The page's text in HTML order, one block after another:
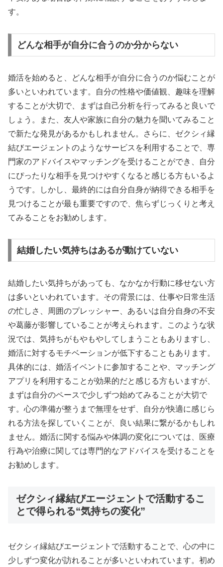
す。
どんな相手が自分に合うのか分からない
婚活を始めると、どんな相手が自分に合うのか悩むことが
多いといわれています。自分の性格や価値観、趣味を理解
することが大切で、まずは自己分析を行ってみると良いで
しょう。また、友人や家族に自分の魅力を聞いてみること
で新たな発見があるかもしれません。さらに、ゼクシィ縁
結びエージェントのようなサービスを利用することで、専
門家のアドバイスやマッチングを受けることができ、自分
にぴったりな相手を見つけやすくなると感じる方もいるよ
うです。しかし、最終的には自分自身が納得できる相手を
見つけることが最も重要ですので、焦らずじっくりと考え
てみることをお勧めします。
結婚したい気持ちはあるが動けていない
結婚したい気持ちがあっても、なかなか行動に移せない方
は多いといわれています。その背景には、仕事や日常生活
の忙しさ、周囲のプレッシャー、あるいは自分自身の不安
や葛藤が影響していることが考えられます。このような状
況では、気持ちがもやもやしてしまうこともありますし、
婚活に対するモチベーションが低下することもあります。
具体的には、婚活イベントに参加することや、マッチング
アプリを利用することが効果的だと感じる方もいますが、
まずは自分のペースで少しずつ始めてみることが大切で
す。心の準備が整うまで無理をせず、自分が快適に感じら
れる方法を探していくことが、良い結果に繋がるかもしれ
ません。婚活に関する悩みや体調の変化については、医療
行為や治療に関しては専門的なアドバイスを受けることを
お勧めします。
ゼクシィ縁結びエージェントで活動するこ
とで得られる“気持ちの変化”
ゼクシィ縁結びエージェントで活動することで、心の中に
少しずつ変化が訪れることが多いといわれています。初め